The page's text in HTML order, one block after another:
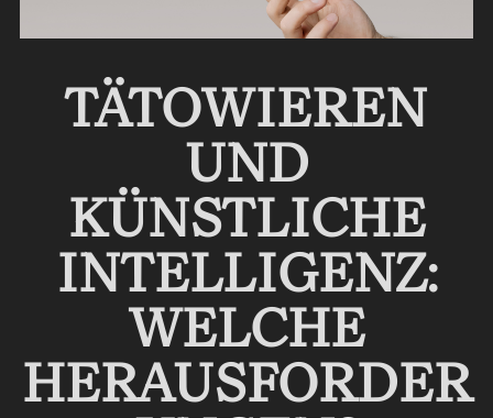
TÄTOWIEREN
UND
KÜNSTLICHE
INTELLIGENZ:
WELCHE
HERAUSFORDER